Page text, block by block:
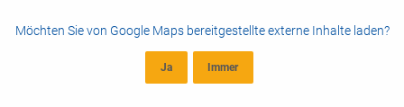
Möchten Sie von Google Mapsbereitgestellte externe Inhalte laden?
Ja Immer